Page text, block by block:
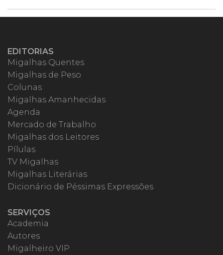
EDITORIAS
Migalhas Quentes
Migalhas de Peso
Colunas
Migalhas Amanhecidas
Agenda
Mercado de Trabalho
Migalhas dos Leitores
Pílulas
TV Migalhas
Migalhas Literárias
Dicionário de Péssimas Expressões
SERVIÇOS
Academia
Autores
Migalheiro VIP